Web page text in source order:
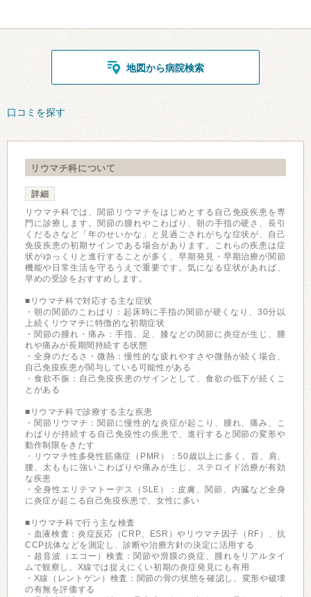
地図から病院検索
口コミを探す
リウマチ科について
詳細
リウマチ科では、関節リウマチをはじめとする自己免疫疾患を専
門に診療します。関節の腫れやこわばり、朝の手指の硬さ、長引
くだるさなど「年のせいかな」と見過ごされがちな症状が、自己
免疫疾患の初期サインである場合があります。これらの疾患は症
状がゆっくりと進行することが多く、早期発見・早期治療が関節
機能や日常生活を守るうえで重要です。気になる症状があれば、
早めの受診をおすすめします。
■リウマチ科で対応する主な症状
・朝の関節のこわばり：起床時に手指の関節が硬くなり、30分以
上続くリウマチに特徴的な初期症状
・関節の腫れ・痛み：手指、足、膝などの関節に炎症が生じ、腫
れや痛みが長期間持続する状態
・全身のだるさ・微熱：慢性的な疲れやすさや微熱が続く場合、
自己免疫疾患が関与している可能性がある
・食欲不振：自己免疫疾患のサインとして、食欲の低下が続くこ
とがある
■リウマチ科で診療する主な疾患
・関節リウマチ：関節に慢性的な炎症が起こり、腫れ、痛み、こ
わばりが持続する自己免疫性の疾患で、進行すると関節の変形や
動作制限をきたす
・リウマチ性多発性筋痛症（PMR）：50歳以上に多く、首、肩、
腰、太ももに強いこわばりや痛みが生じ、ステロイド治療が有効
な疾患
・全身性エリテマトーデス（SLE）：皮膚、関節、内臓など全身
に炎症が起こる自己免疫疾患で、女性に多い
■リウマチ科で行う主な検査
・血液検査：炎症反応（CRP、ESR）やリウマチ因子（RF）、抗
CCP抗体などを測定し、診断や治療方針の決定に活用する
・超音波（エコー）検査：関節や滑膜の炎症、腫れをリアルタイ
ムで観察し、X線では捉えにくい初期の炎症発見にも有用
・X線（レントゲン）検査：関節の骨の状態を確認し、変形や破壊
の有無を評価する